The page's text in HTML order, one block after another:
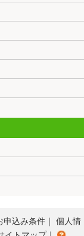
申込み条件
個人情